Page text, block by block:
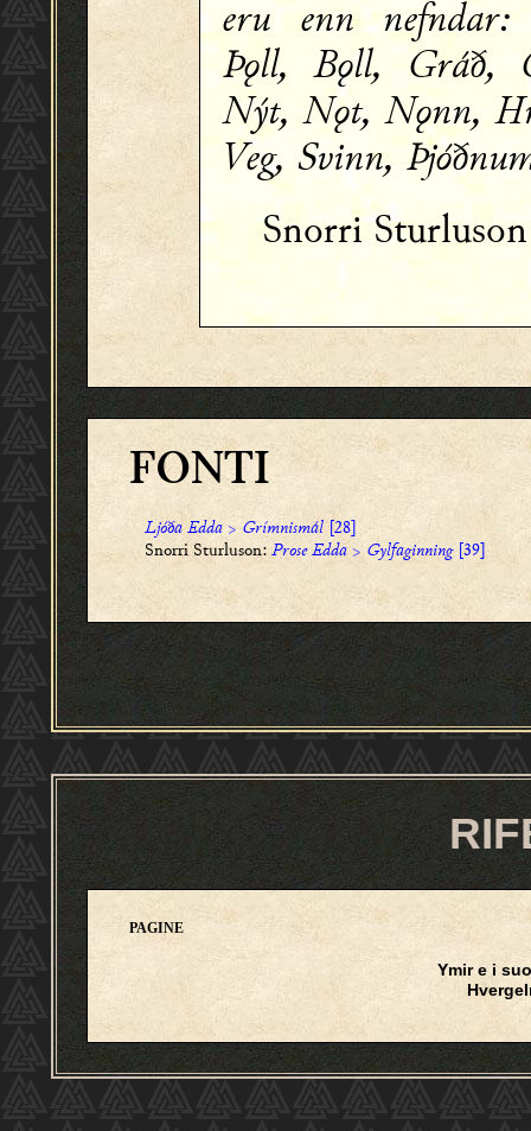
eru enn
Þǫll, Bǫll, Gráð,
Nýt, Nǫt, Nǫnn,
Veg, Svinn,
Snorri
FONTI
Ljóða Edda >Grímnismál [28]
Snorri Sturluson: Prose Edda > Gylfaginning[39]
PAGINE
Ymir e i